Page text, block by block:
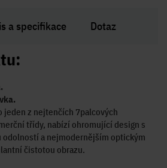
a specifikace Dotaz
jeden z nejtenčích 7palcových
třídy, nabízí ohromující design s
a nejmodernějším optickým
čistotou obrazu.